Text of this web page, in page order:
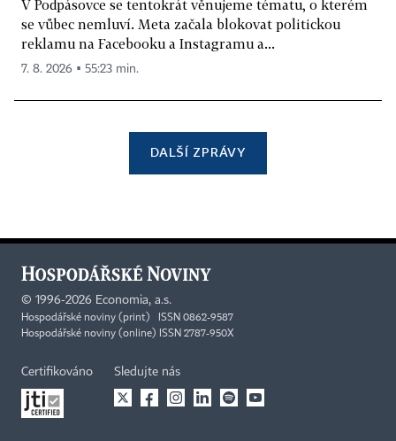
V Podpásovce se tentokrát věnujeme tématu, o kterém
se vůbec nemluví. Meta začala blokovat politickou
reklamu na Facebooku a Instagramu a...
7. 8. 2026 ▪ 55:23 min.
DALŠÍ ZPRÁVY
© 1996-2026 Economia, a.s.
Hospodářské noviny (print) ISSN 0862-9587
Hospodářské noviny (online) ISSN 2787-950X
Certifikováno Sledujte nás